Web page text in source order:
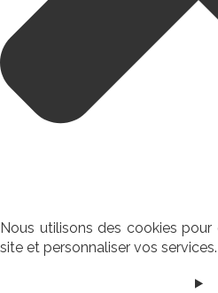
Nous utilisons des cookies
site et personnaliser vos services.